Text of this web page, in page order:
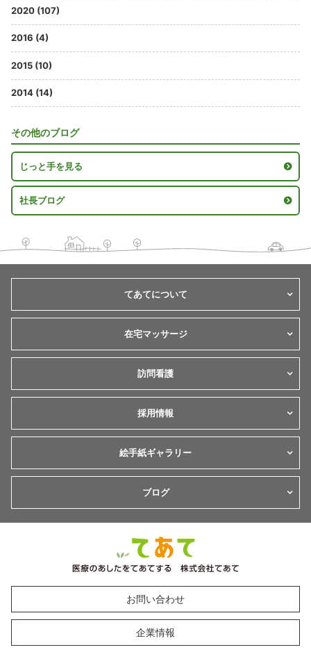
2020 (107)
2016 (4)
2015 (10)
2014 (14)
その他のブログ
じっと手を見る
社長ブログ
てあてについて
在宅マッサージ
訪問看護
採用情報
絵手紙ギャラリー
ブログ
お問い合わせ
企業情報